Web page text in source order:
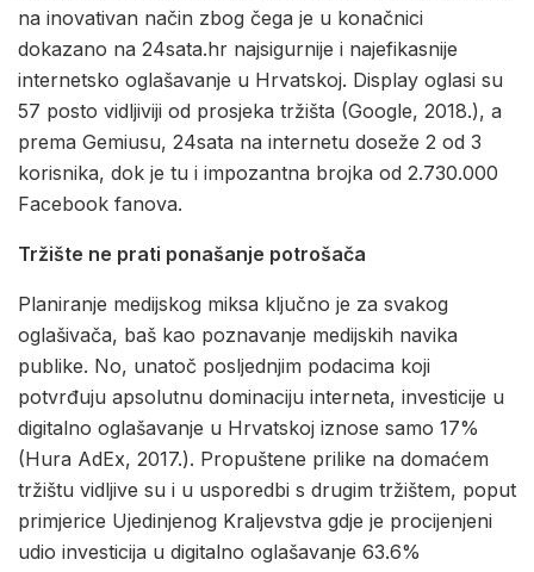
na inovativan način zbog čega je u konačnici
dokazano na 24sata.hr najsigurnije i najefikasnije
internetsko oglašavanje u Hrvatskoj. Display oglasi su
57 posto vidljiviji od prosjeka tržišta (Google, 2018.), a
prema Gemiusu, 24sata na internetu doseže 2 od 3
korisnika, dok je tu i impozantna brojka od 2.730.000
Facebook fanova.
Tržište ne prati ponašanje potrošača
Planiranje medijskog miksa ključno je za svakog
oglašivača, baš kao poznavanje medijskih navika
publike. No, unatoč posljednjim podacima koji
potvrđuju apsolutnu dominaciju interneta, investicije u
digitalno oglašavanje u Hrvatskoj iznose samo 17%
(Hura AdEx, 2017.). Propuštene prilike na domaćem
tržištu vidljive su i u usporedbi s drugim tržištem, poput
primjerice Ujedinjenog Kraljevstva gdje je procijenjeni
udio investicija u digitalno oglašavanje 63.6%